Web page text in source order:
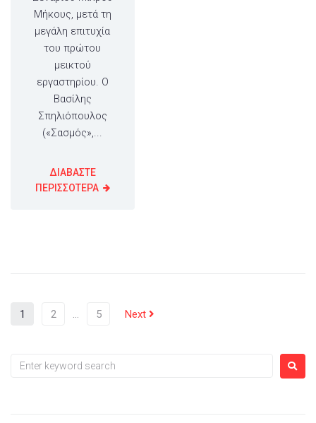
Μήκους, μετά τη
μεγάλη επιτυχία
του πρώτου
μεικτού
εργαστηρίου. Ο
Βασίλης
Σπηλιόπουλος
(«Σασμός»,...
ΔΙΑΒΑΣΤΕ
ΠΕΡΙΣΣΟΤΕΡΑ
1 2 … 5 Next